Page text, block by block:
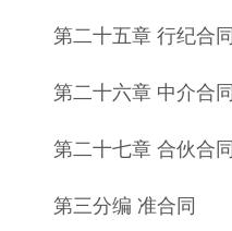
第二十五章 行纪合同
第二十六章 中介合同
第二十七章 合伙合同
第三分编 准合同